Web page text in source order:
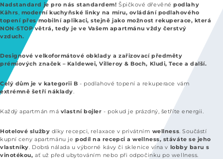
Nadstandard je pro nás standardem! Špičkové dřevěnépodlahy
Kährs moderní kuchyňské linky na míru, ovládání podlahového
topení přes mobilní aplikaci, stejně jako možnost rekuperace, která
NON-STOP větrá, tedy je ve Vašem apartmánu vždy čerstvý
vzduch.
Designové velkoformátové obklady a zařizovací předměty
prémiových značek – Kaldewei, Villeroy & Boch, Kludi, Tece a další.
Celý dům je v kategorii B - podlahové topení a rekuperace vám
extrémně šetří náklady.
Každý apartmán má vlastní bojler - pokud je prázdný, šetříte energii.
Hotelové služby díky recepci, relaxace v privátním wellness . Součástí
kupní ceny apartmánu je podíl na recepci a wellness, stáváte se jeho
vlastníky . Dobrá nálada u výborné kávy či sklenice vína v lobby baru s
vinotékou, ať už před ubytováním nebo při odpočinku po wellness.